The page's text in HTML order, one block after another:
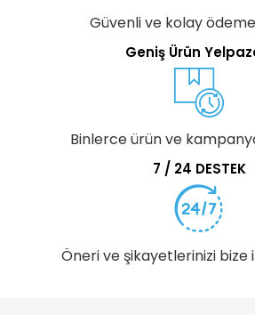
Güvenli ve kolay
Geniş Ürün
Binlerce ürün ve
7 / 24 DESTEK
Öneri ve şikayetlerinizi bize